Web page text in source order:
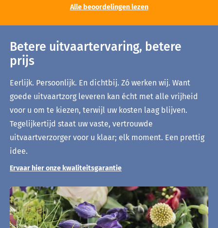
Alle beoordelingen lezen
Betere uitvaartervaring, betere
prijs
Eerlijk. Persoonlijk. En dichtbij. Zó werken wij. Want
goede uitvaartzorg leveren kan écht met alle vrijheid
voor u om te kiezen, terwijl uw kosten laag blijven.
Tegelijkertijd staat uw vaste, vertrouwde
uitvaartverzorger voor u klaar; elk moment. Een prettig
idee.
Ervaar hier onze kwaliteitsgarantie